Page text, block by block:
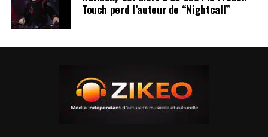
Touch perd l’auteur de “Nightcall”